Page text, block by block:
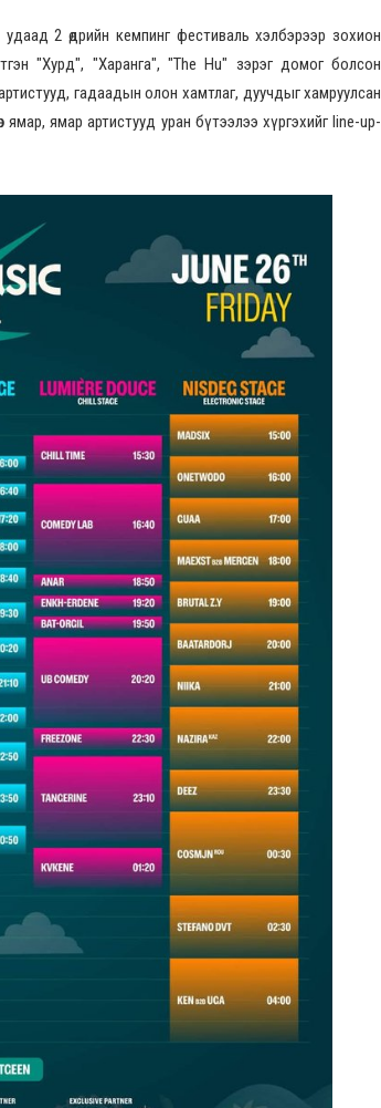
2 өдрийн кемпинг фестиваль хэлбэрээр зохион
"Хурд", "Харанга", "The Hu" зэрэг домог болсон
гадаадын олон хамтлаг, дуучдыг хамруулсан
ямар, ямар артистууд уран бүтээлээ хүргэхийг line-up-